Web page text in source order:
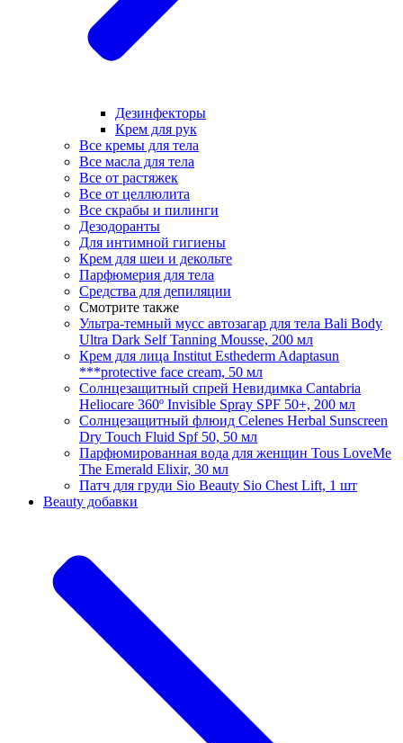
Дезинфекторы
Крем для рук
Все кремы для тела
Все масла для тела
Все от растяжек
Все от целлюлита
Все скрабы и пилинги
Дезодоранты
Для интимной гигиены
Крем для шеи и декольте
Парфюмерия для тела
Средства для депиляции
Смотрите также
Ультра-темный мусс автозагар для тела Bali Body
Ultra Dark Self Tanning Mousse, 200 мл
Крем для лица Institut Esthederm Adaptasun
***protective face cream, 50 мл
Солнцезащитный спрей Невидимка Cantabria
Heliocare 360º Invisible Spray SPF 50+, 200 мл
Солнцезащитный флюид Celenes Herbal Sunscreen
Dry Touch Fluid Spf 50, 50 мл
Парфюмированная вода для женщин Tous LoveMe
The Emerald Elixir, 30 мл
Патч для груди Sio Beauty Sio Chest Lift, 1 шт
Beauty добавки